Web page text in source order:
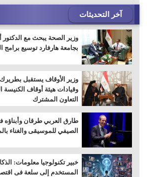
آخر التحديثات
وزير الصحة يبحث مع الدكتور
بجامعة هارفارد توسيع
وزير الأوقاف يستقبل بطريرك
وقيادات هيئة أوقاف الكنيسة
التعاون المشترك
طارق العربي طرقان وأبناؤه
الصيفي للموسيقى والغناء
خبير تكنولوجيا معلومات:
المستخدم إلى سلعة فى اقتصاد